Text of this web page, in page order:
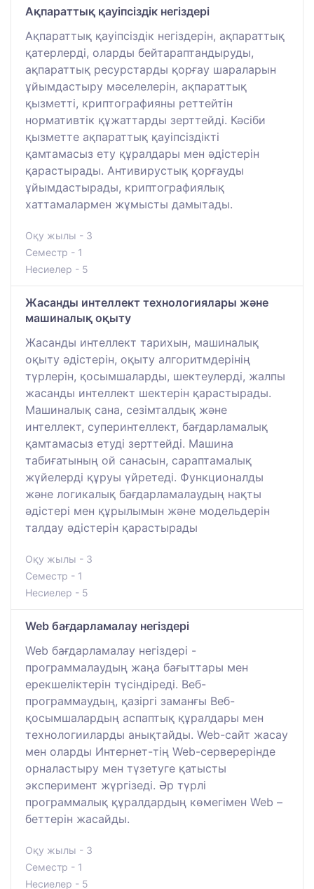
Ақпараттық қауіпсіздік негіздері
Ақпараттық қауіпсіздік негіздерін, ақпараттық
қатерлерді, оларды бейтараптандыруды,
ақпараттық ресурстарды қорғау шараларын
ұйымдастыру мәселелерін, ақпараттық
қызметті, криптографияны реттейтін
нормативтік құжаттарды зерттейді. Кәсіби
қызметте ақпараттық қауіпсіздікті
қамтамасыз ету құралдары мен әдістерін
қарастырады. Антивирустық қорғауды
ұйымдастырады, криптографиялық
хаттамалармен жұмысты дамытады.
Оқу жылы - 3
Семестр - 1
Несиелер - 5
Жасанды интеллект технологиялары және
машиналық оқыту
Жасанды интеллект тарихын, машиналық
оқыту әдістерін, оқыту алгоритмдерінің
түрлерін, қосымшаларды, шектеулерді, жалпы
жасанды интеллект шектерін қарастырады.
Машиналық сана, сезімталдық және
интеллект, суперинтеллект, бағдарламалық
қамтамасыз етуді зерттейді. Машина
табиғатының ой санасын, сараптамалық
жүйелерді құруы үйретеді. Функционалды
және логикалық бағдарламалаудың нақты
әдістері мен құрылымын және модельдерін
талдау әдістерін қарастырады
Оқу жылы - 3
Семестр - 1
Несиелер - 5
Web бағдарламалау негіздері
Web бағдарламалау негіздері -
программалаудың жаңа бағыттары мен
ерекшеліктерін түсіндіреді. Веб-
программаудың, қазіргі заманғы Веб-
қосымшалардың аспаптық құралдары мен
технологииларды анықтайды. Web-сайт жасау
мен оларды Интернет-тің Web-серверерінде
орналастыру мен түзетуге қатысты
эксперимент жүргізеді. Әр түрлі
программалық құралдардың көмегімен Web –
беттерін жасайды.
Оқу жылы - 3
Семестр - 1
Несиелер - 5